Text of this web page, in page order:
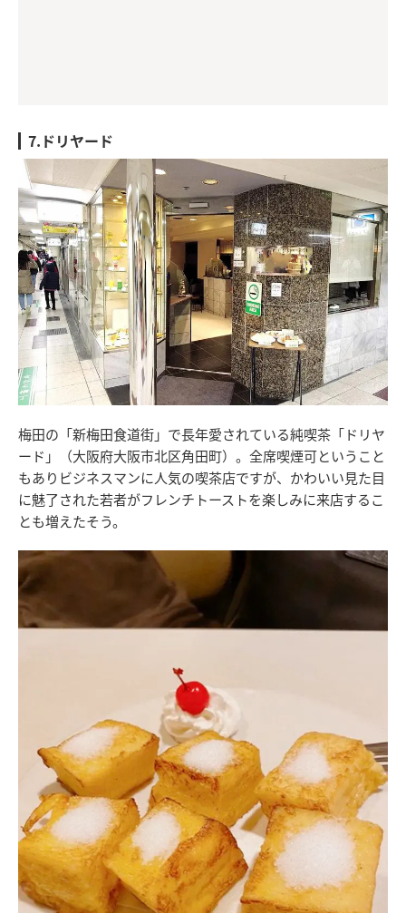
7.ドリヤード
梅田の「新梅田食道街」で長年愛されている純喫茶「ドリヤ
ード」（大阪府大阪市北区角田町）。全席喫煙可ということ
もありビジネスマンに人気の喫茶店ですが、かわいい見た目
に魅了された若者がフレンチトーストを楽しみに来店するこ
とも増えたそう。